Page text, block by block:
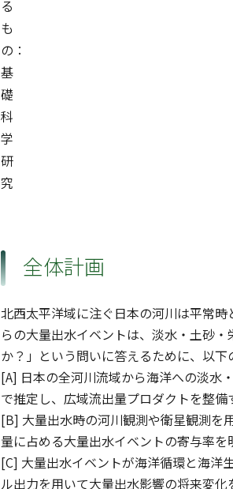
る
も
の：
基
礎
科
学
研
究
全体計画
北西太平洋域に注ぐ日本の河川は平常
らの大量出水イベントは、淡水・土砂
か？」という問いに答えるために、以下
[A] 日本の全河川流域から海洋への淡水
で推定し、広域流出量プロダクトを整備
[B] 大量出水時の河川観測や衛星観測を
量に占める大量出水イベントの寄与率を
[C] 大量出水イベントが海洋循環と海洋
ル出力を用いて大量出水影響の将来変化